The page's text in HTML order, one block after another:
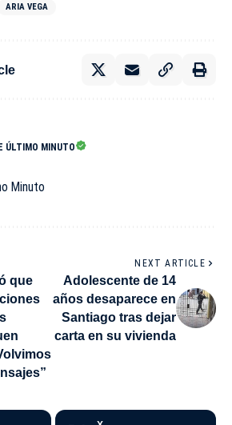
ARIA VEGA
ÚLTIMO MINUTO
Minuto
que
NEXT ARTICLE
Adolescente de 14
años desaparece en
Santiago tras dejar
carta en su vivienda